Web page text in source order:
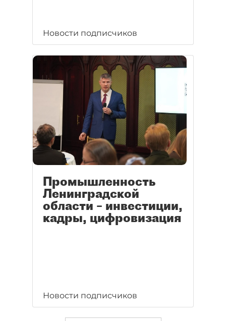
Новости подписчиков
Промышленность
Ленинградской
области – инвестиции,
кадры, цифровизация
Новости подписчиков